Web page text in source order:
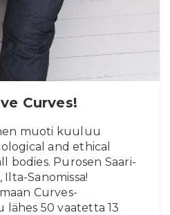
Curves!
muoti kuuluu
and ethical
bodies. Purosen Saari-
Sanomissa!
Curves-
50 vaatetta 13